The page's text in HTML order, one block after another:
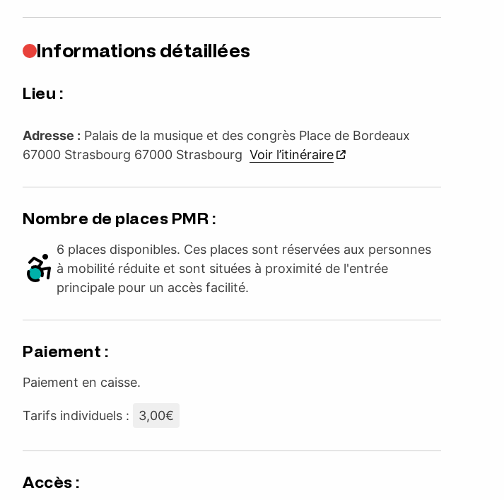
Informations détaillées
Lieu :
Adresse : Palais de la musique et des congrès Place de Bordeaux
67000 Strasbourg 67000 Strasbourg Voir l’itinéraire
Nombre de places PMR :
6 places disponibles. Ces places sont réservées aux personnes
à mobilité réduite et sont situées à proximité de l'entrée
principale pour un accès facilité.
Paiement :
Paiement en caisse.
Tarifs individuels : 3,00€
Accès :